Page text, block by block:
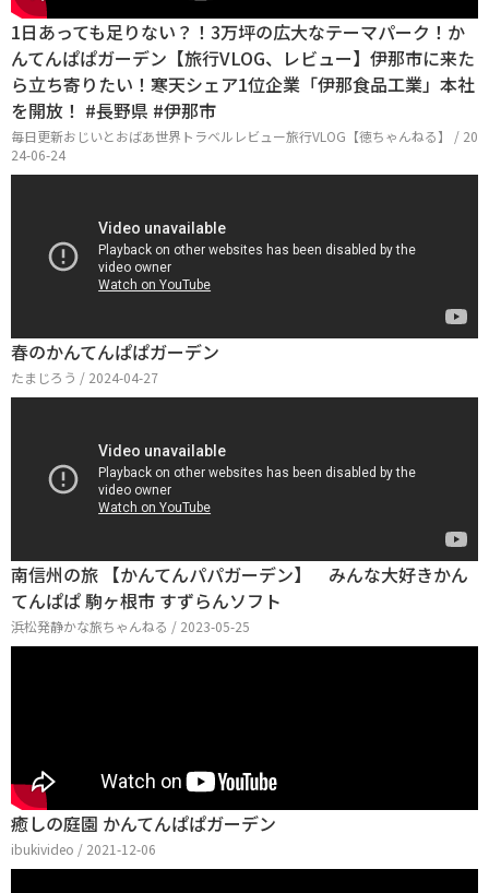
1日あっても足りない？！3万坪の広大なテーマパーク！か
んてんぱぱガーデン【旅行VLOG、レビュー】伊那市に来た
ら立ち寄りたい！寒天シェア1位企業「伊那食品工業」本社
を開放！ #長野県 #伊那市
毎日更新おじいとおばあ世界トラベルレビュー旅行VLOG【徳ちゃんねる】 / 20
24-06-24
春のかんてんぱぱガーデン
たまじろう / 2024-04-27
南信州の旅 【かんてんパパガーデン】 みんな大好きかん
てんぱぱ 駒ヶ根市 すずらんソフト
浜松発静かな旅ちゃんねる / 2023-05-25
癒しの庭園 かんてんぱぱガーデン
ibukivideo / 2021-12-06